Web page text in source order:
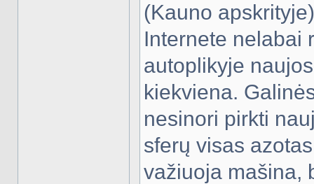
(Kauno
Internete nelabai
autoplikyje
kiekviena.
nesinori pirkti
sferų visas
važiuoja mašina,